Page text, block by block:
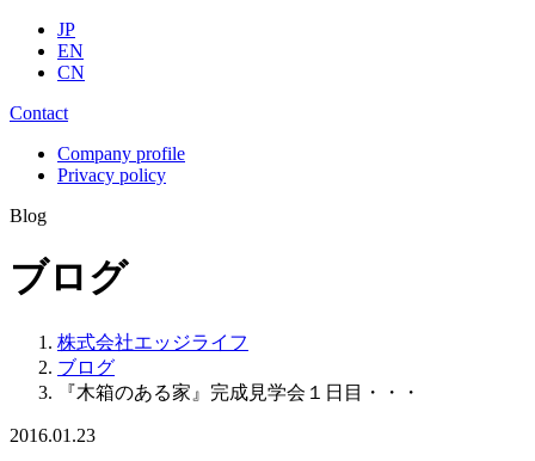
JP
EN
CN
Contact
Company profile
Privacy policy
Blog
ブログ
株式会社エッジライフ
ブログ
『木箱のある家』完成見学会１日目・・・
2016.01.23